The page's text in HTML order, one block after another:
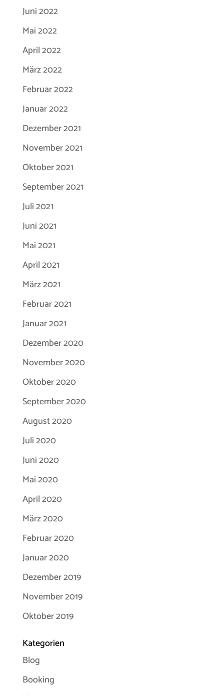
Juni 2022
Mai 2022
April 2022
März 2022
Februar 2022
Januar 2022
Dezember 2021
November 2021
Oktober 2021
September 2021
Juli 2021
Juni 2021
Mai 2021
April 2021
März 2021
Februar 2021
Januar 2021
Dezember 2020
November 2020
Oktober 2020
September 2020
August 2020
Juli 2020
Juni 2020
Mai 2020
April 2020
März 2020
Februar 2020
Januar 2020
Dezember 2019
November 2019
Oktober 2019
Kategorien
Blog
Booking